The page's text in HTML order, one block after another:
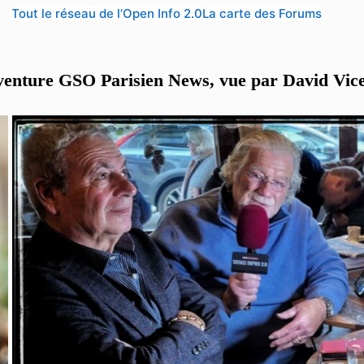
Tout le réseau de l’Open Info 2.0La carte des Forums
GSO Parisien News, vue par David